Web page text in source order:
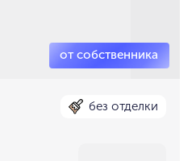
без отделки